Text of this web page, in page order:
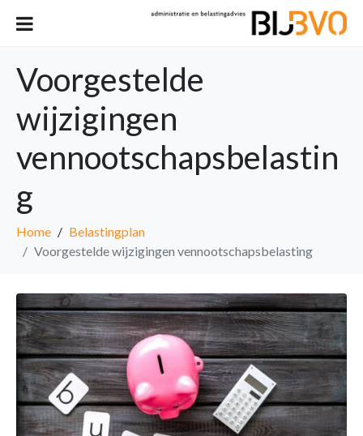
Voorgestelde
wijzigingen
vennootschapsbelastin
g
Home
Belastingplan
Voorgestelde wijzigingen vennootschapsbelasting